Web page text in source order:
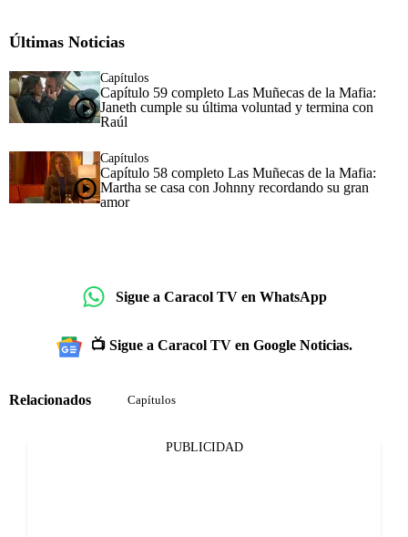
Últimas Noticias
Capítulos
Capítulo 59 completo Las Muñecas de la Mafia:
Janeth cumple su última voluntad y termina con
Raúl
Capítulos
Capítulo 58 completo Las Muñecas de la Mafia:
Martha se casa con Johnny recordando su gran
amor
Sigue a Caracol TV en WhatsApp
📺 Sigue a Caracol TV en Google Noticias.
Relacionados Capítulos
PUBLICIDAD